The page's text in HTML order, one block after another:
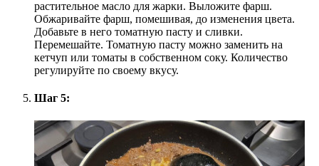
растительное масло для жарки. Выложите фарш.
Обжаривайте фарш, помешивая, до изменения цвета.
Добавьте в него томатную пасту и сливки.
Перемешайте. Томатную пасту можно заменить на
кетчуп или томаты в собственном соку. Количество
регулируйте по своему вкусу.
Шаг 5: